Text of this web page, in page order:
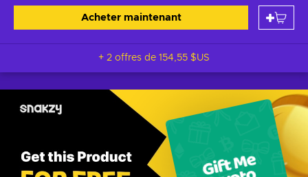
Acheter maintenant
+ 2 offres de 154,55 $US